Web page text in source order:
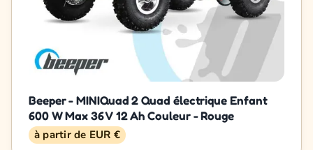
Beeper - MINIQuad 2 Quad électrique Enfant
600 W Max 36 V 12 Ah Couleur - Rouge
à partir de EUR €